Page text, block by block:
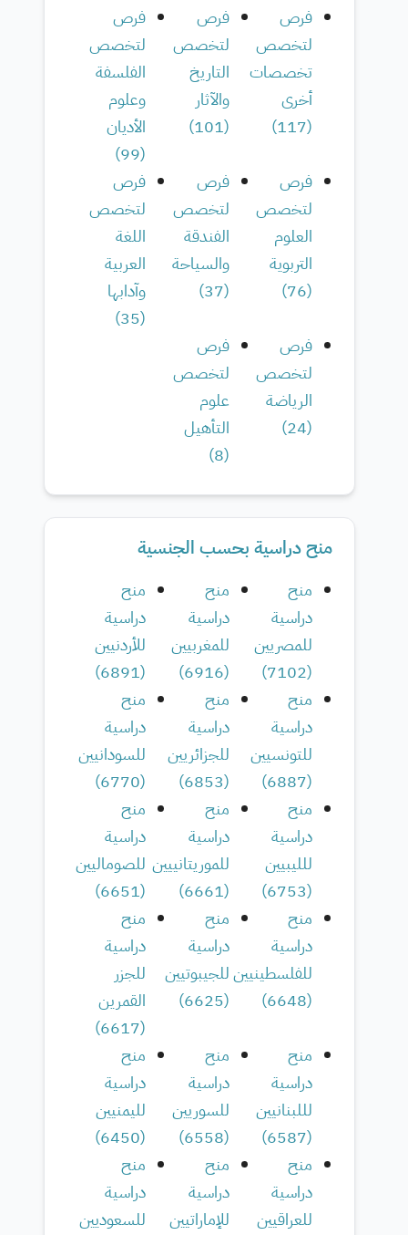
فرص
لتخصص
تخصصات
أخرى
(
117
)
فرص
لتخصص
التاريخ
والآثار
(
101
)
فرص
لتخصص
الفلسفة
وعلوم
الأديان
(
99
)
فرص
لتخصص
العلوم
التربوية
(
76
)
فرص
لتخصص
الفندقة
والسياحة
(
37
)
فرص
لتخصص
اللغة
العربية
وآدابها
(
35
)
فرص
لتخصص
الرياضة
(
24
)
فرص
لتخصص
علوم
التأهيل
(
8
)
منح دراسية بحسب الجنسية
منح
دراسية
للمصريين
(
7102
)
منح
دراسية
للمغربيين
(
6916
)
منح
دراسية
للأردنيين
(
6891
)
منح
دراسية
للتونسيين
(
6887
)
منح
دراسية
للجزائريين
(
6853
)
منح
دراسية
للسودانيين
(
6770
)
منح
دراسية
للليبيين
(
6753
)
منح
دراسية
للموريتانييين
(
6661
)
منح
دراسية
للصوماليين
(
6651
)
منح
دراسية
للفلسطينيين
(
6648
)
منح
دراسية
للجيبوتيين
(
6625
)
منح
دراسية
للجزر
القمرين
(
6617
)
منح
دراسية
لللبنانيين
(
6587
)
منح
دراسية
للسوريين
(
6558
)
منح
دراسية
لليمنيين
(
6450
)
منح
دراسية
للعراقيين
منح
دراسية
للإماراتيين
منح
دراسية
للسعوديين